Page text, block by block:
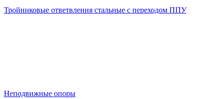
Тройниковые ответвления стальные с переходом ППУ
Неподвижные опоры